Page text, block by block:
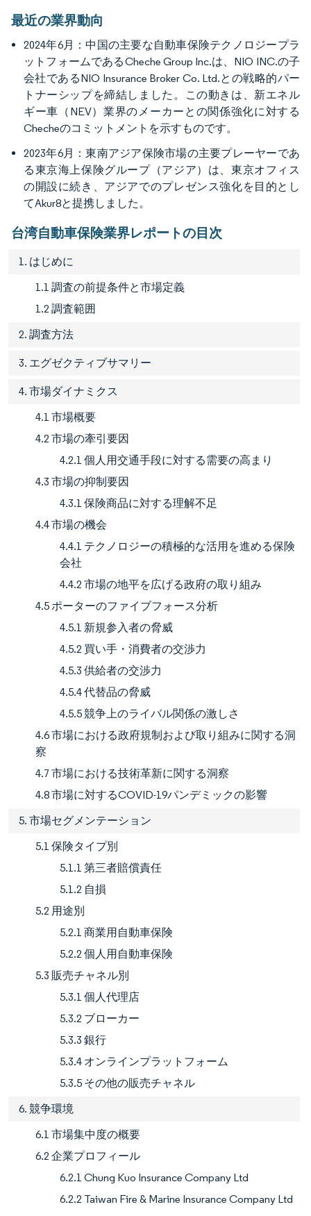
最近の業界動向
2024年6月：中国の主要な自動車保険テクノロジープラ
ットフォームであるCheche Group Inc.は、NIO INC.の子
会社であるNIO Insurance Broker Co. Ltd.との戦略的パー
トナーシップを締結しました。この動きは、新エネル
ギー車（NEV）業界のメーカーとの関係強化に対する
Checheのコミットメントを示すものです。
2023年6月：東南アジア保険市場の主要プレーヤーであ
る東京海上保険グループ（アジア）は、東京オフィス
の開設に続き、アジアでのプレゼンス強化を目的とし
てAkur8と提携しました。
台湾自動車保険業界レポートの目次
1. はじめに
1.1 調査の前提条件と市場定義
1.2 調査範囲
2. 調査方法
3. エグゼクティブサマリー
4. 市場ダイナミクス
4.1 市場概要
4.2 市場の牽引要因
4.2.1 個人用交通手段に対する需要の高まり
4.3 市場の抑制要因
4.3.1 保険商品に対する理解不足
4.4 市場の機会
4.4.1 テクノロジーの積極的な活用を進める保険
会社
4.4.2 市場の地平を広げる政府の取り組み
4.5 ポーターのファイブフォース分析
4.5.1 新規参入者の脅威
4.5.2 買い手・消費者の交渉力
4.5.3 供給者の交渉力
4.5.4 代替品の脅威
4.5.5 競争上のライバル関係の激しさ
4.6 市場における政府規制および取り組みに関する洞
察
4.7 市場における技術革新に関する洞察
4.8 市場に対するCOVID-19パンデミックの影響
5. 市場セグメンテーション
5.1 保険タイプ別
5.1.1 第三者賠償責任
5.1.2 自損
5.2 用途別
5.2.1 商業用自動車保険
5.2.2 個人用自動車保険
5.3 販売チャネル別
5.3.1 個人代理店
5.3.2 ブローカー
5.3.3 銀行
5.3.4 オンラインプラットフォーム
5.3.5 その他の販売チャネル
6. 競争環境
6.1 市場集中度の概要
6.2 企業プロフィール
6.2.1 Chung Kuo Insurance Company Ltd
6.2.2 Taiwan Fire & Marine Insurance Company Ltd